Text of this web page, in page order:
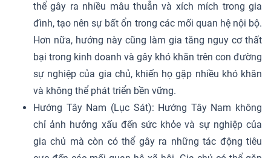
thể gây ra nhiều mâu thuẫn và xích mích trong gia
đình, tạo nên sự bất ổn trong các mối quan hệ nội bộ.
Hơn nữa, hướng này cũng làm gia tăng nguy cơ thất
bại trong kinh doanh và gây khó khăn trên con đường
sự nghiệp của gia chủ, khiến họ gặp nhiều khó khăn
và không thể phát triển bền vững.
Hướng Tây Nam (Lục Sát): Hướng Tây Nam không
chỉ ảnh hưởng xấu đến sức khỏe và sự nghiệp của
gia chủ mà còn có thể gây ra những tác động tiêu